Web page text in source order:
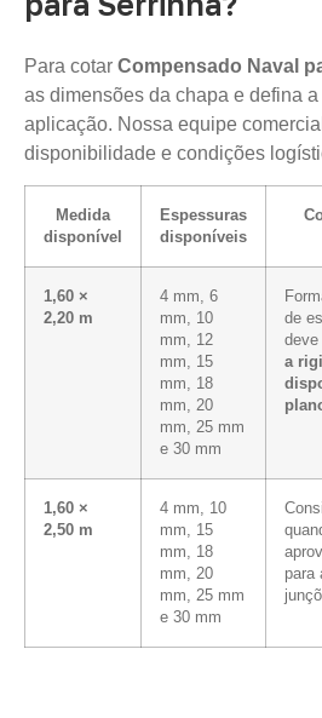
Para cotar Compensado Naval
as dimensões da chapa e defina
aplicação. Nossa equipe
disponibilidade e condições
Medida
disponível
Espessuras
disponíveis
1,60 ×
2,20 m
4 mm, 6
mm, 10
mm, 12
mm, 15
mm, 18
mm, 20
mm, 25 mm
e 30 mm
de
deve
a
1,60 ×
2,50 m
4 mm, 10
mm, 15
mm, 18
mm, 20
mm, 25 mm
e 30 mm
para